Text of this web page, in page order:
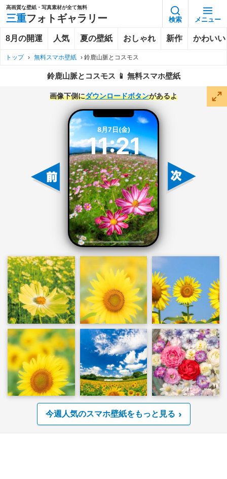
高画質な壁紙・写真素材が全て無料
三重フォトギャラリー 検索 メニュー
8月の開運 人気 夏の壁紙 おしゃれ 新作 かわいい
トップ › 無料スマホ壁紙 › 鈴鹿山脈とコスモス
鈴鹿山脈とコスモス 📱 無料スマホ壁紙
画像下側にダウンロードボタンがあるよ
8月7日(金)
11:21
今週人気のスマホ壁紙をもっと見る